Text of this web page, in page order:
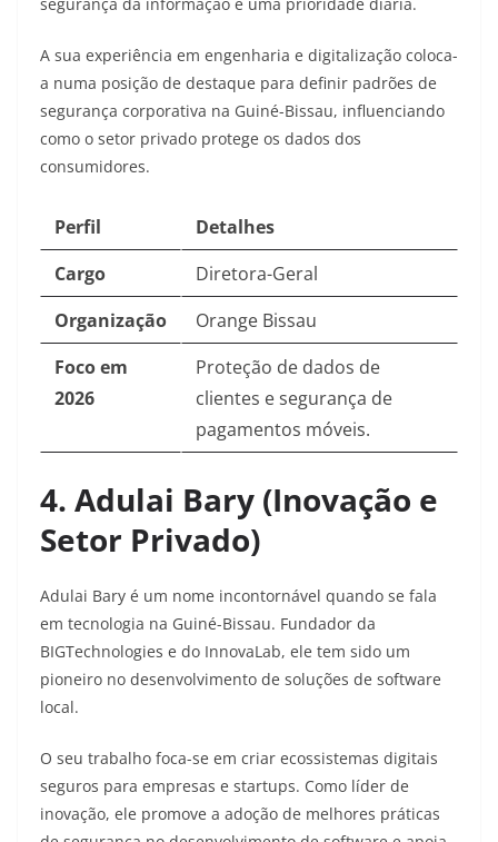
segurança da informação é uma prioridade diária.
A sua experiência em engenharia e digitalização coloca-
a numa posição de destaque para definir padrões de
segurança corporativa na Guiné-Bissau, influenciando
como o setor privado protege os dados dos
consumidores.
Perfil
Detalhes
Cargo
Diretora-Geral
Organização
Orange Bissau
Foco em
2026
Proteção de dados de
clientes e segurança de
pagamentos móveis.
4. Adulai Bary (Inovação e
Setor Privado)
Adulai Bary é um nome incontornável quando se fala
em tecnologia na Guiné-Bissau. Fundador da
BIGTechnologies e do InnovaLab, ele tem sido um
pioneiro no desenvolvimento de soluções de software
local.
O seu trabalho foca-se em criar ecossistemas digitais
seguros para empresas e startups. Como líder de
inovação, ele promove a adoção de melhores práticas